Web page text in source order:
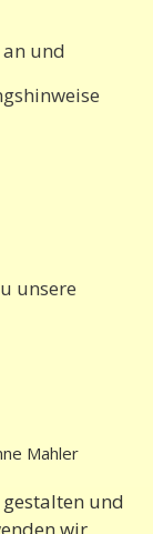
und
unsere
Mahler
und